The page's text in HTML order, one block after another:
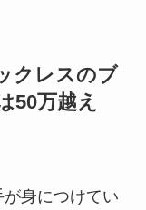
クレスのブ
50万越え
身につけてい